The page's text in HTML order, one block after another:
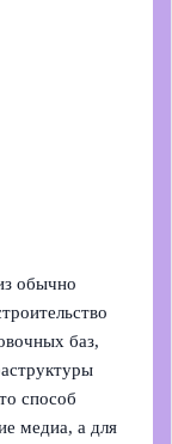
обычно
баз,
способ
медиа, а для